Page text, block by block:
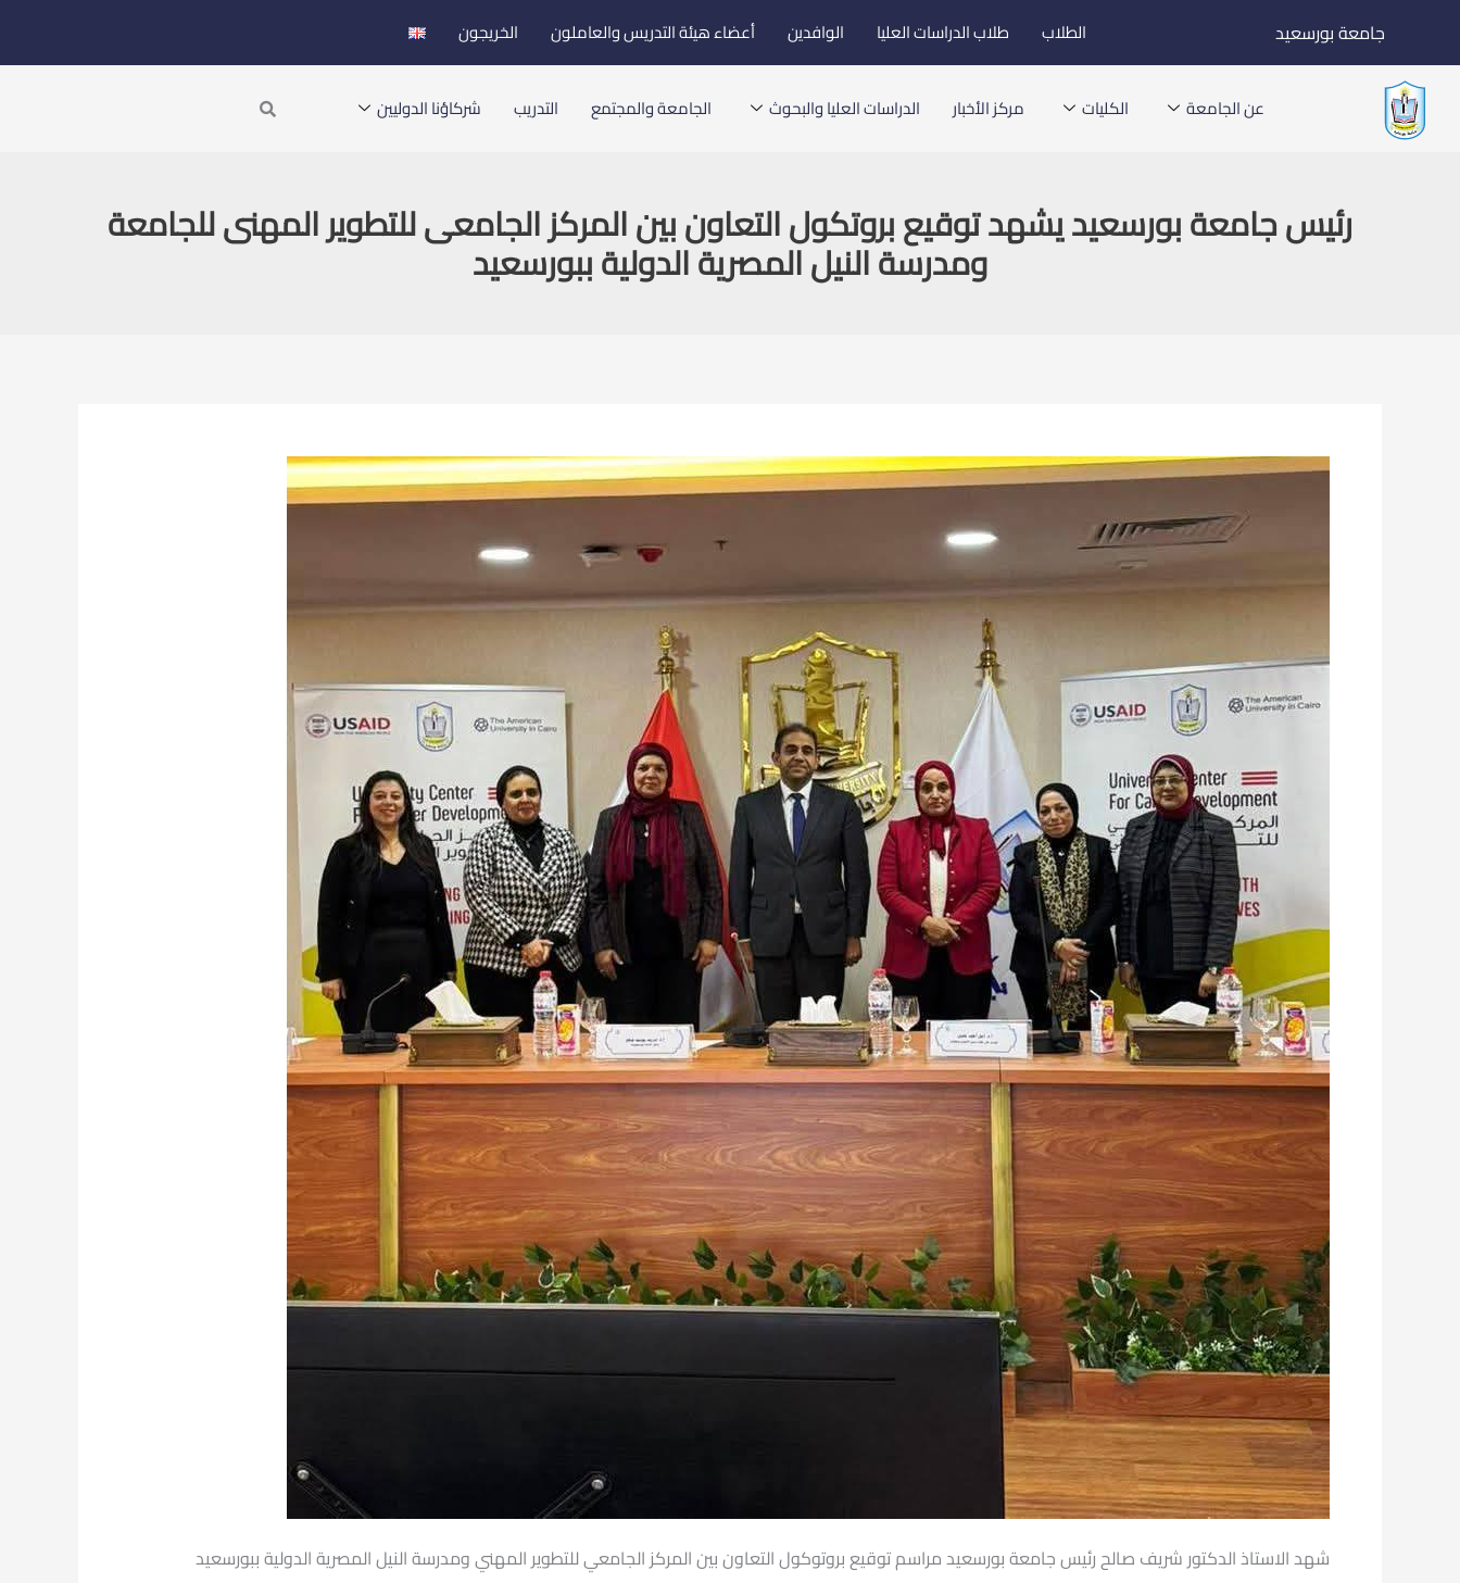
إلى
المحتوى
جامعة بورسعيد الطلاب طلاب الدراسات العليا الوافدين أعضاء هيئة التدريس والعاملون الخريجون
عن الجامعة الكليات مركز الأخبار الدراسات العليا والبحوث الجامعة والمجتمع التدريب شركاؤنا الدوليين Search
رئيس جامعة بورسعيد يشهد توقيع بروتكول التعاون بين المركز الجامعى للتطوير المهنى للجامعة
ومدرسة النيل المصرية الدولية ببورسعيد
شهد الاستاذ الدكتور شريف صالح رئيس جامعةبورسعيد مراسم توقيع بروتوكول التعاون بين المركز الجامعي للتطوير المهني ومدرسة النيل المصرية الدولية ببورسعيد